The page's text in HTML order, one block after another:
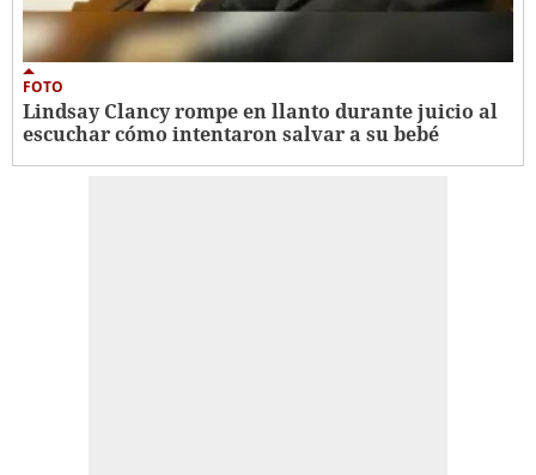
FOTO
Lindsay Clancy rompe en llanto durante juicio al
escuchar cómo intentaron salvar a su bebé